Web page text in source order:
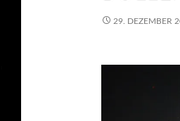
29. DEZEMBER